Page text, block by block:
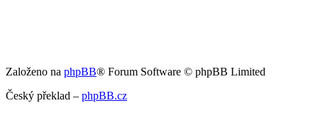
Založeno na phpBB® Forum Software © phpBB Limited
Český překlad – phpBB.cz